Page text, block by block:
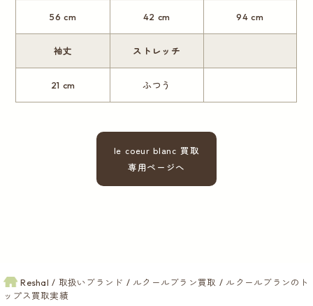
56 cm 42 cm 94 cm
袖丈
21 cm
ストレッチ
ふつう
le coeur blanc 買取
専用ページへ
Reshal 取扱いブランド ルクールブラン買取
ルクールブランのト
ップス買取実績